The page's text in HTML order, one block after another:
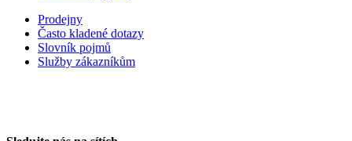
Prodejny
Často kladené dotazy
Slovník pojmů
Služby zákazníkům